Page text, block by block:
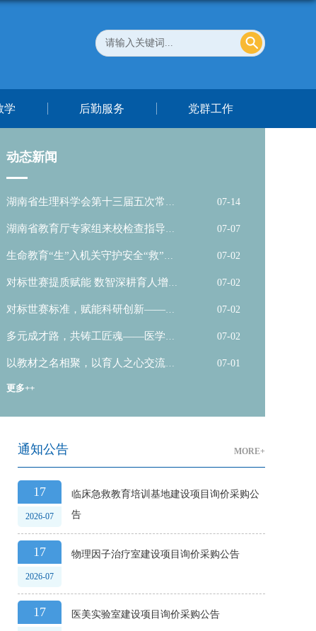
学 后勤服务 党群工作
动态新闻
湖南省生理科学会第十三届五次常务
理事会暨...
07-14
湖南省教育厅专家组来校检查指导医
学部实验...
07-07
生命教育“生”入机关守护安全“救”在
身边...
07-02
对标世赛提质赋能 数智深耕育人增效
——中国...
07-02
对标世赛标准，赋能科研创新——护
理学院联合...
07-02
多元成才路，共铸工匠魂——医学院
藏红花团队...
07-02
以教材之名相聚，以育人之心交流
——医学部教...
07-01
更多++
通知公告 MORE+
17
2026-07
临床急救教育培训基地建设项目询价采购公
告
17
2026-07
物理因子治疗室建设项目询价采购公告
17 医美实验室建设项目询价采购公告